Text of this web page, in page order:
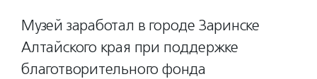
Музей заработал в городе Заринске
Алтайского края при поддержке
благотворительного фонда